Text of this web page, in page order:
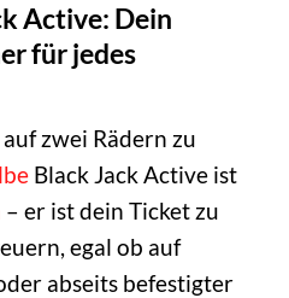
Active: Dein
für jedes
zwei Rädern zu
Black Jack Active ist
– er ist dein Ticket zu
egal ob auf
abseits befestigter